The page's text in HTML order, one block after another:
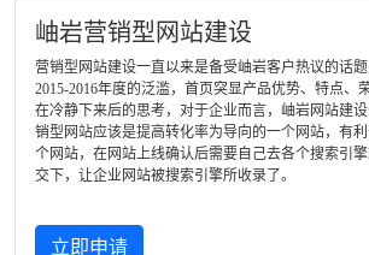
岫岩营销型网站建设
营销型网站建设一直以来是备受岫岩客户热议的话
2015-2016年度的泛滥，首页突显产品优势、特点、
在冷静下来后的思考，对于企业而言，岫岩网站建
销型网站应该是提高转化率为导向的一个网站，有
个网站，在网站上线确认后需要自己去各个搜索引
交下，让企业网站被搜索引擎所收录了。
立即申请